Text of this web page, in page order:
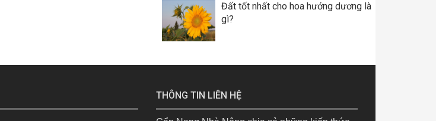
Đất tốt nhất cho hoa hướng dương là
gì?
THÔNG TIN LIÊN HỆ